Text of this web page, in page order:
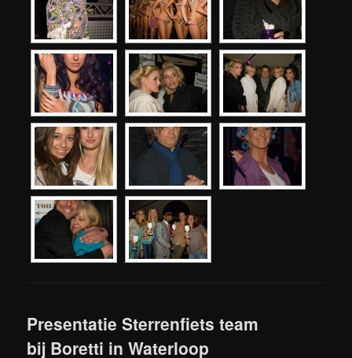
Presentatie Sterrenfiets team
bij Boretti in Waterloop